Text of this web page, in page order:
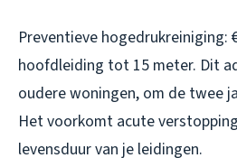
Preventieve hogedrukreiniging:
hoofdleiding tot 15 meter. Dit
oudere woningen, om de twee
Het voorkomt acute
levensduur van je leidingen.